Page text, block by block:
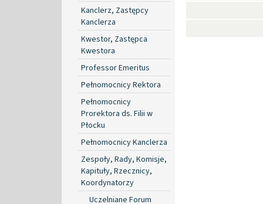
Kanclerz, Zastępcy
Kanclerza
Kwestor, Zastępca
Kwestora
Professor Emeritus
Pełnomocnicy Rektora
Pełnomocnicy
Prorektora ds. Filii w
Płocku
Pełnomocnicy Kanclerza
Zespoły, Rady, Komisje,
Kapituły, Rzecznicy,
Koordynatorzy
Uczelniane Forum